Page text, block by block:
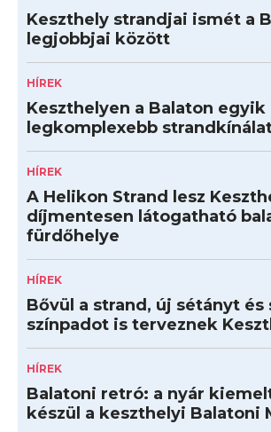
Keszthely strandjai ismét a
legjobbjai között
HÍREK
Keszthelyen a Balaton egyik
legkomplexebb
HÍREK
A Helikon Strand lesz
díjmentesen látogatható
fürdőhelye
HÍREK
Bővül a strand, új sétányt és
színpadot is terveznek
HÍREK
Balatoni retró: a nyár
készül a keszthelyi Balatoni